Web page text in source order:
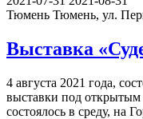
Тюмень Тюмень, ул.
Выставка
4 августа 2021 года,
выставки под
состоялось в среду, на